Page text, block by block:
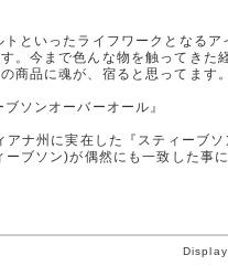
といったライフワークとなるア
。今まで色んな物を触ってきた
商品に魂が、宿ると思ってます。
ソンオーバーオール』
ナ州に実在した『スティーブソ
ブソン)が偶然にも一致した事
Display